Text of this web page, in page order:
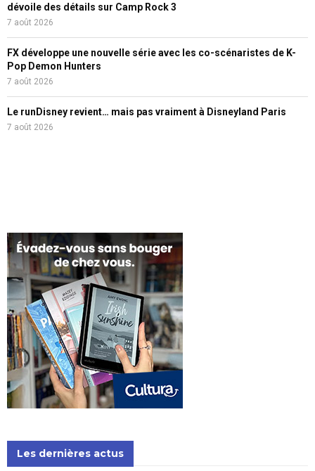
dévoile des détails sur Camp Rock 3
7 août 2026
FX développe une nouvelle série avec les co-scénaristes de K-
Pop Demon Hunters
7 août 2026
Le runDisney revient… mais pas vraiment à Disneyland Paris
7 août 2026
Les dernières actus